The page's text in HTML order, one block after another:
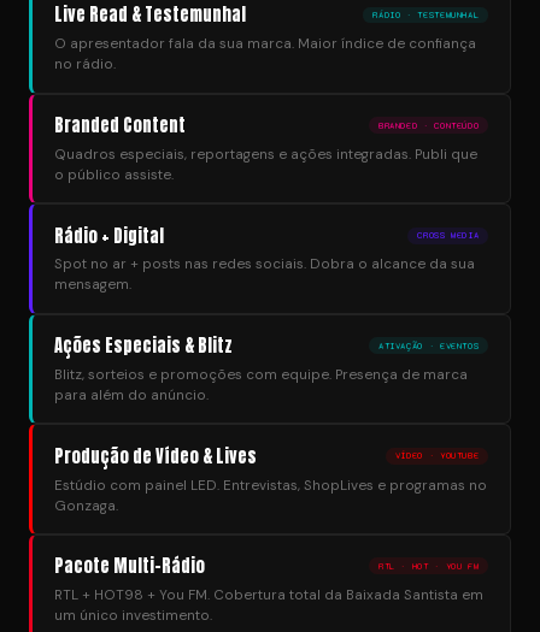
Live Read & Testemunhal RÁDIO · TESTEMUNHAL
O apresentador fala da sua marca. Maior índice de confiança
no rádio.
Branded Content BRANDED · CONTEÚDO
Quadros especiais, reportagens e ações integradas. Publi que
o público assiste.
Rádio + Digital CROSS MEDIA
Spot no ar + posts nas redes sociais. Dobra o alcance da sua
mensagem.
Ações Especiais & Blitz ATIVAÇÃO · EVENTOS
Blitz, sorteios e promoções com equipe. Presença de marca
para além do anúncio.
Produção de Vídeo & Lives VÍDEO · YOUTUBE
Estúdio com painel LED. Entrevistas, ShopLives e programas no
Gonzaga.
Pacote Multi-Rádio RTL · HOT · YOU FM
RTL + HOT98 + You FM. Cobertura total da Baixada Santista em
um único investimento.